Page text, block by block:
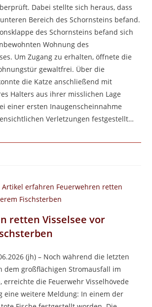
Dabei stellte sich heraus, dass
Bereich des Schornsteins befand.
des Schornsteins befand sich
Wohnung des
Um Zugang zu erhalten, öffnete die
gewaltfrei. Über die
die Katze anschließend mit
Halters aus ihrer misslichen Lage
einer ersten Inaugenscheinnahme
Verletzungen festgestellt…
retten Visselsee vor
(jh) – Noch während die letzten
dem großflächigen Stromausfall im
erreichte die Feuerwehr Visselhövede
eine weitere Meldung: In einem der